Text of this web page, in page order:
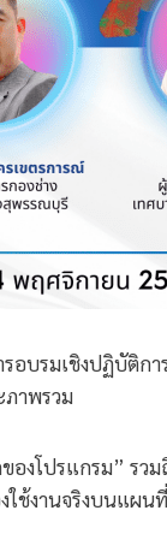
รมเชิงปฏิบัติกา
าพรวม
โปรแกรม” รว
ช้งานจริงบนแผ